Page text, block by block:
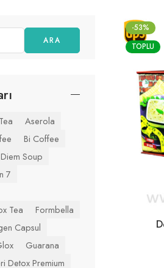
-53%
TOPLU
ARA
Aserola
Bi Coffee
Diem Soup
7
Tea
Formbella
Capsul
Guarana
Detox Premium